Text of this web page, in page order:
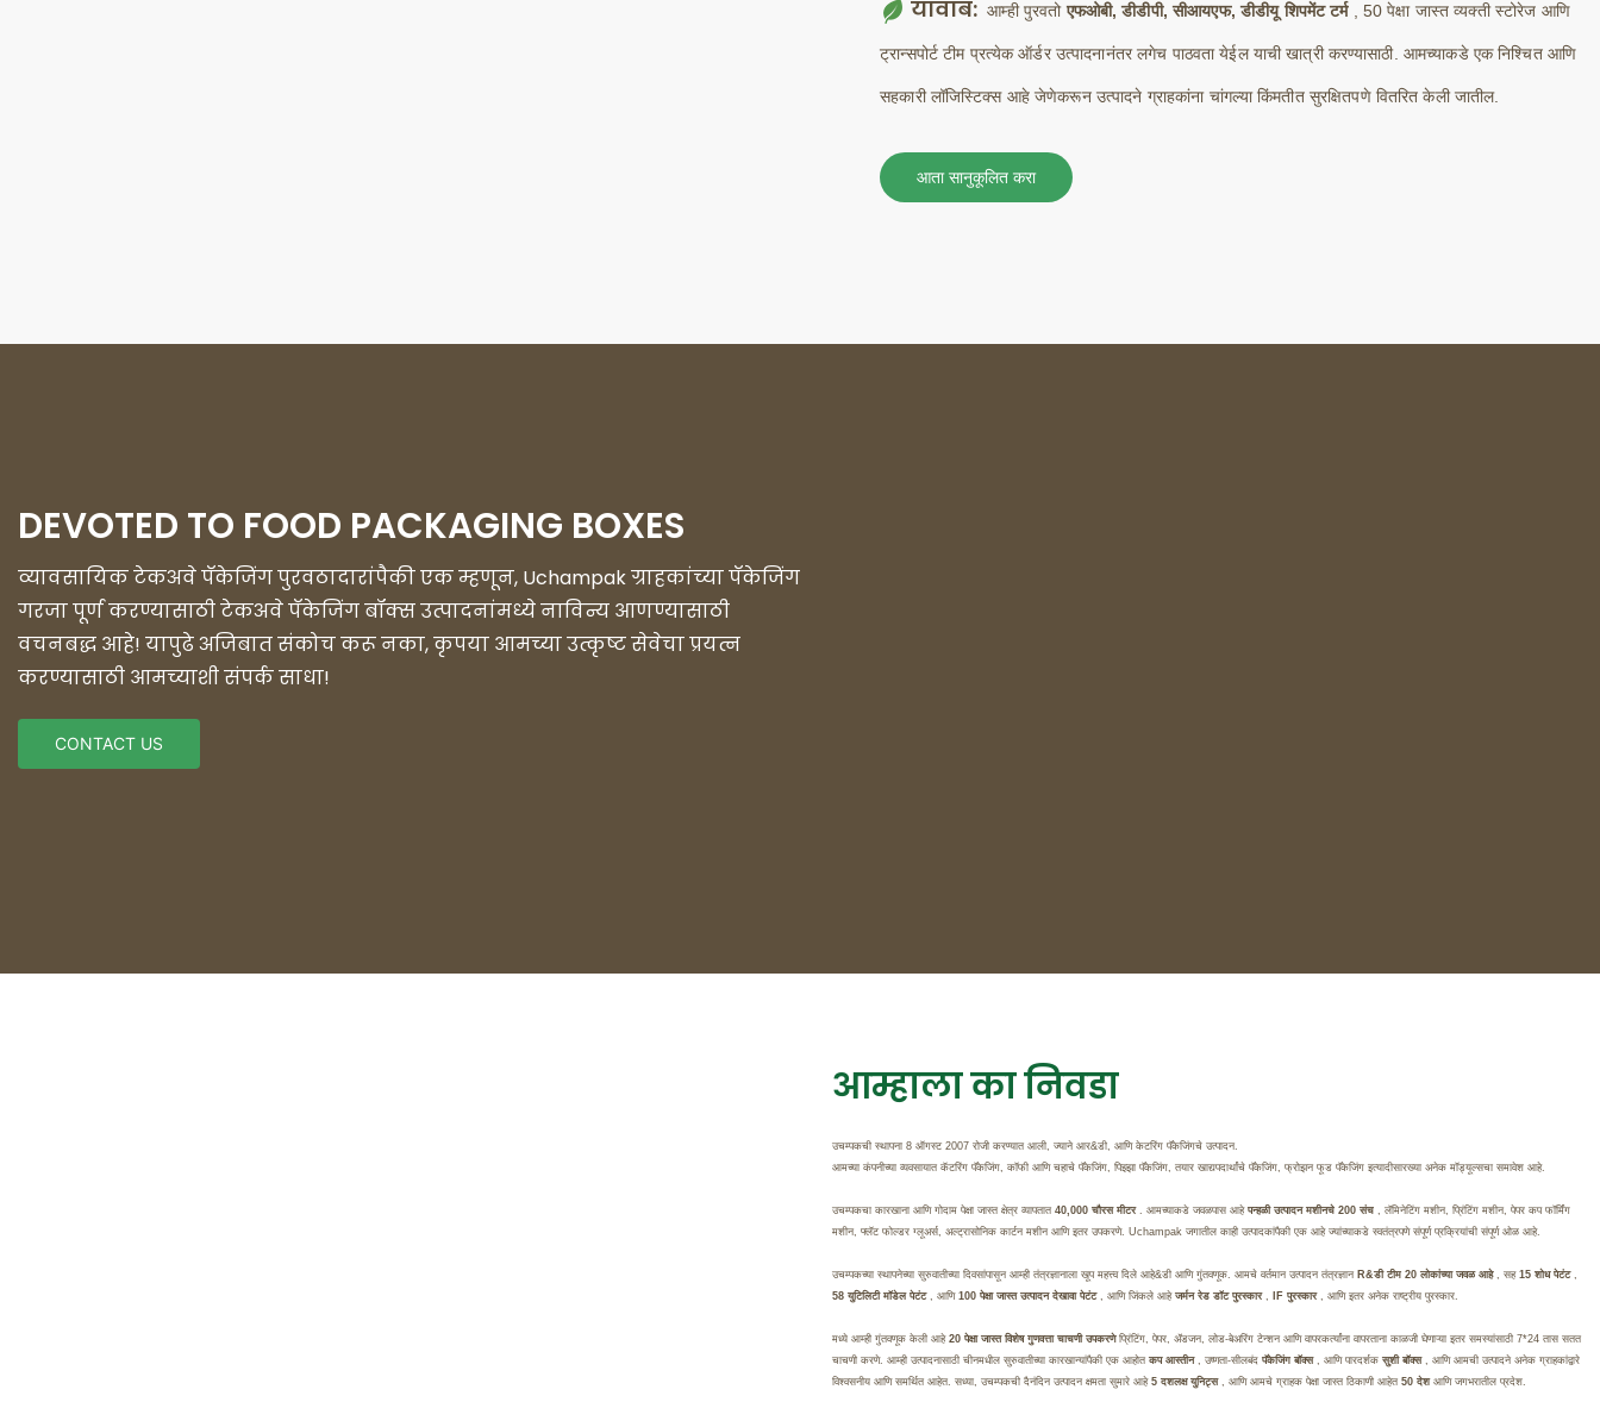
यावाब: आम्ही पुरवतोएफओबी, डीडीपी, सीआयएफ, डीडीयू शिपमेंट टर्म , 50 पेक्षा जास्त व्यक्ती स्टोरेज आणि
ट्रान्सपोर्ट टीम प्रत्येक ऑर्डर उत्पादनानंतर लगेच पाठवता येईल याची खात्री करण्यासाठी. आमच्याकडे एक निश्चित आणि
सहकारी लॉजिस्टिक्स आहे जेणेकरून उत्पादने ग्राहकांना चांगल्या किंमतीत सुरक्षितपणे वितरित केली जातील.
आता सानुकूलित करा
DEVOTED TO FOOD PACKAGING BOXES
व्यावसायिक टेकअवे पॅकेजिंग पुरवठादारांपैकी एक म्हणून, Uchampak ग्राहकांच्या पॅकेजिंग
गरजा पूर्ण करण्यासाठी टेकअवे पॅकेजिंग बॉक्स उत्पादनांमध्ये नाविन्य आणण्यासाठी
वचनबद्ध आहे! यापुढे अजिबात संकोच करू नका, कृपया आमच्या उत्कृष्ट सेवेचा प्रयत्न
करण्यासाठी आमच्याशी संपर्क साधा!
CONTACT US
आम्हाला का निवडा
उचम्पकची स्थापना 8 ऑगस्ट 2007 रोजी करण्यात आली, ज्याने आर&डी, आणि केटरिंग पॅकेजिंगचे उत्पादन.
आमच्या कंपनीच्या व्यवसायात कॅटरिंग पॅकेजिंग, कॉफी आणि चहाचे पॅकेजिंग, पिझ्झा पॅकेजिंग, तयार खाद्यपदार्थांचे पॅकेजिंग, फ्रोझन फूड पॅकेजिंग इत्यादीसारख्या अनेक मॉड्यूल्सचा समावेश आहे.
उचम्पकचा कारखाना आणि गोदाम पेक्षा जास्त क्षेत्र व्यापतात 40,000 चौरस मीटर . आमच्याकडे जवळपास आहे पन्हळी उत्पादन मशीनचे 200 संच , लॅमिनेटिंग मशीन, प्रिंटिंग मशीन, पेपर कप फॉर्मिंग
मशीन, फ्लॅट फोल्डर ग्लूअर्स, अल्ट्रासोनिक कार्टन मशीन आणि इतर उपकरणे. Uchampak जगातील काही उत्पादकांपैकी एक आहे ज्यांच्याकडे स्वतंत्रपणे संपूर्ण प्रक्रियांची संपूर्ण ओळ आहे.
उचम्पकच्या स्थापनेच्या सुरुवातीच्या दिवसांपासून आम्ही तंत्रज्ञानाला खूप महत्त्व दिले आहे&डी आणि गुंतवणूक. आमचे वर्तमान उत्पादन तंत्रज्ञान R&डी टीम 20 लोकांच्या जवळ आहे , सह 15 शोध पेटंट ,
58 युटिलिटी मॉडेल पेटंट , आणि 100 पेक्षा जास्त उत्पादन देखावा पेटंट , आणि जिंकले आहे जर्मन रेड डॉट पुरस्कार , IF पुरस्कार , आणि इतर अनेक राष्ट्रीय पुरस्कार.
मध्ये आम्ही गुंतवणूक केली आहे 20 पेक्षा जास्त विशेष गुणवत्ता चाचणी उपकरणे प्रिंटिंग, पेपर, ॲडजन, लोड-बेअरिंग टेन्शन आणि वापरकर्त्यांना वापरताना काळजी घेणाऱ्या इतर समस्यांसाठी 7*24 तास सतत
चाचणी करणे. आम्ही उत्पादनासाठी चीनमधील सुरुवातीच्या कारखान्यांपैकी एक आहोत कप आस्तीन , उष्णता-सीलबंद पॅकेजिंग बॉक्स , आणि पारदर्शक सुशी बॉक्स , आणि आमची उत्पादने अनेक ग्राहकांद्वारे
विश्वसनीय आणि समर्थित आहेत. सध्या, उचम्पकची दैनंदिन उत्पादन क्षमता सुमारे आहे 5 दशलक्ष युनिट्स , आणि आमचे ग्राहक पेक्षा जास्त ठिकाणी आहेत 50 देश आणि जगभरातील प्रदेश.